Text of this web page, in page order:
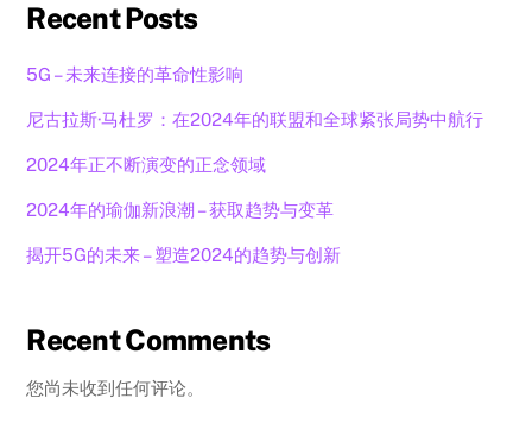
Recent Posts
5G – 未来连接的革命性影响
尼古拉斯·马杜罗：在2024年的联盟和全球紧张局势中航行
2024年正不断演变的正念领域
2024年的瑜伽新浪潮 – 获取趋势与变革
揭开5G的未来 – 塑造2024的趋势与创新
Recent Comments
您尚未收到任何评论。